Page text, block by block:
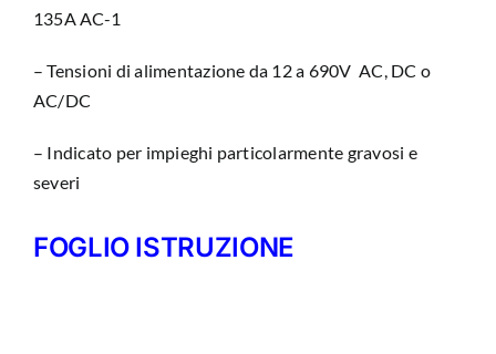
135A AC-1
– Tensioni di alimentazione da 12 a 690V AC, DC o
AC/DC
– Indicato per impieghi particolarmente gravosi e
severi
FOGLIO ISTRUZIONE